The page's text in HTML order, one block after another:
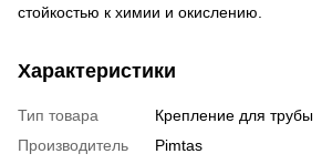
стойкостью к химии и окислению.
Характеристики
Тип товара
Крепление для трубы
Производитель
Pimtas